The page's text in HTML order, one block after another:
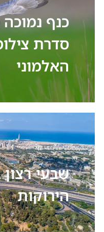
כנף
סדרת
האלמוני
שבעי
הירוקות